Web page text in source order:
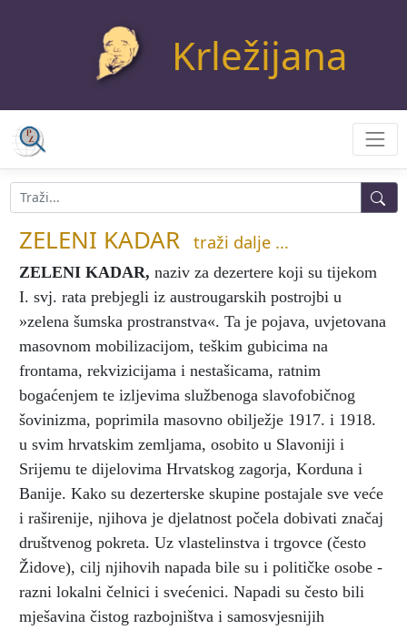
Krležijana
ZELENI KADAR traži dalje ...
ZELENI KADAR, naziv za dezertere koji su tijekom
I. svj. rata prebjegli iz austrougarskih postrojbi u
»zelena šumska prostranstva«. Ta je pojava, uvjetovana
masovnom mobilizacijom, teškim gubicima na
frontama, rekvizicijama i nestašicama, ratnim
bogaćenjem te izljevima službenoga slavofobičnog
šovinizma, poprimila masovno obilježje 1917. i 1918.
u svim hrvatskim zemljama, osobito u Slavoniji i
Srijemu te dijelovima Hrvatskog zagorja, Korduna i
Banije. Kako su dezerterske skupine postajale sve veće
i raširenije, njihova je djelatnost počela dobivati značaj
društvenog pokreta. Uz vlastelinstva i trgovce (često
Židove), cilj njihovih napada bile su i političke osobe -
razni lokalni čelnici i svećenici. Napadi su često bili
mješavina čistog razbojništva i samosvjesnijih